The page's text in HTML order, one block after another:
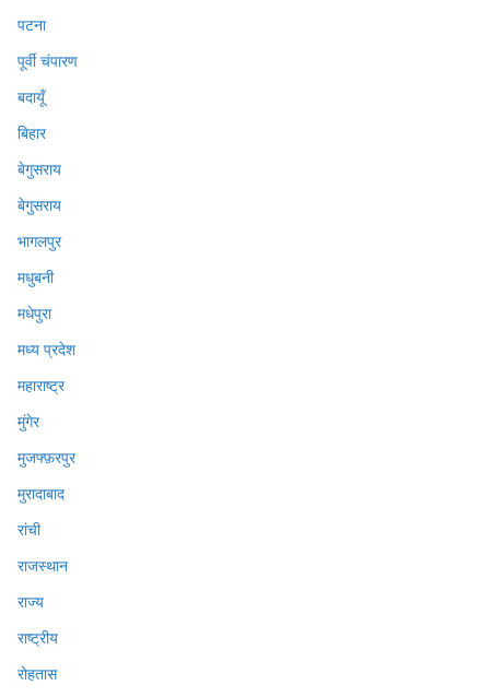
पटना
पूर्वी चंपारण
बदायूँ
बिहार
बेगुसराय
बेगुसराय
भागलपुर
मधुबनी
मधेपुरा
मध्य प्रदेश
महाराष्ट्र
मुंगेर
मुजफ्फ़रपुर
मुरादाबाद
रांची
राजस्थान
राज्य
राष्ट्रीय
रोहतास